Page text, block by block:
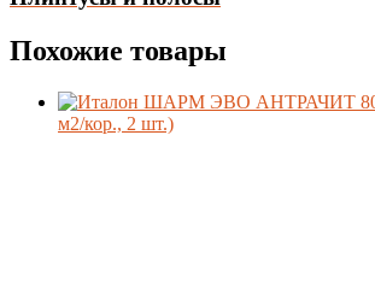
Похожие товары